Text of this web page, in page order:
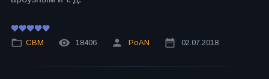
СВМ 18406 PoAN 02.07.2018